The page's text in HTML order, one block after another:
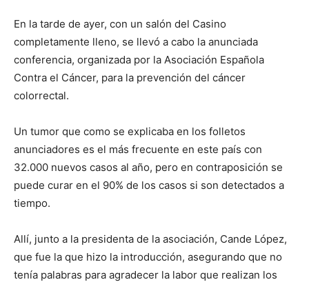
En la tarde de ayer, con un salón del Casino
completamente lleno, se llevó a cabo la anunciada
conferencia, organizada por la Asociación Española
Contra el Cáncer, para la prevención del cáncer
colorrectal.
Un tumor que como se explicaba en los folletos
anunciadores es el más frecuente en este país con
32.000 nuevos casos al año, pero en contraposición se
puede curar en el 90% de los casos si son detectados a
tiempo.
Allí, junto a la presidenta de la asociación, Cande López,
que fue la que hizo la introducción, asegurando que no
tenía palabras para agradecer la labor que realizan los